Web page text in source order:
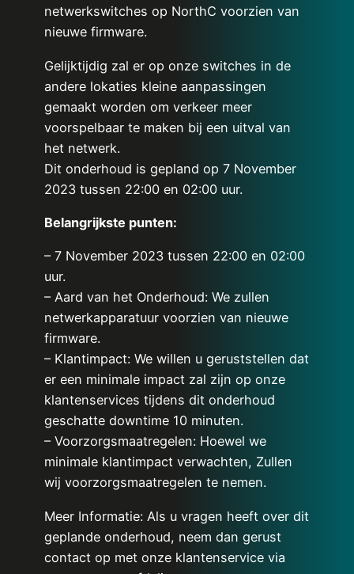
netwerkswitches op NorthC voorzien van
nieuwe firmware.
Gelijktijdig zal er op onze switches in de
andere lokaties kleine aanpassingen
gemaakt worden om verkeer meer
voorspelbaar te maken bij een uitval van
het netwerk.
Dit onderhoud is gepland op 7 November
2023 tussen 22:00 en 02:00 uur.
Belangrijkste punten:
– 7 November 2023 tussen 22:00 en 02:00
uur.
– Aard van het Onderhoud: We zullen
netwerkapparatuur voorzien van nieuwe
firmware.
– Klantimpact: We willen u geruststellen dat
er een minimale impact zal zijn op onze
klantenservices tijdens dit onderhoud
geschatte downtime 10 minuten.
– Voorzorgsmaatregelen: Hoewel we
minimale klantimpact verwachten, Zullen
wij voorzorgsmaatregelen te nemen.
Meer Informatie: Als u vragen heeft over dit
geplande onderhoud, neem dan gerust
contact op met onze klantenservice via